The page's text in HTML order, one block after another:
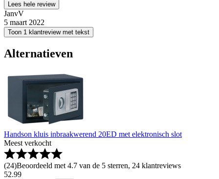
Lees hele review
JanvV
5 maart 2022
Toon 1 klantreview met tekst
Alternatieven
Handson kluis inbraakwerend 20ED met elektronisch slot
Meest verkocht
(24)Beoordeeld met 4.7 van de 5 sterren, 24 klantreviews
52.99